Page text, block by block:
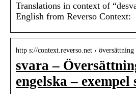
Translations in context of
English from Reverso Context:
http s://context.reverso.net › översättning
svara –
engelska – exempel